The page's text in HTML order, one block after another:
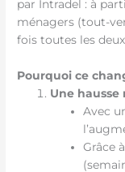
par Intradel : à
ménagers (tout-
fois toutes les
Pourquoi ce
Une hausse
Avec
Grâce